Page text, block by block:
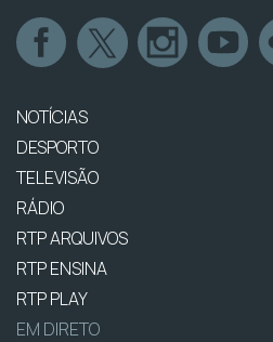
NOTÍCIAS
DESPORTO
TELEVISÃO
RÁDIO
RTP ARQUIVOS
RTP ENSINA
RTP PLAY
EM DIRETO